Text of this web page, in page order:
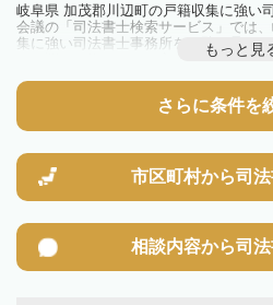
岐阜県 加茂郡川辺町の戸籍収集に強い
会議の「司法書士検索サービス」では
集に強い司法書士事務所を一覧で見る
やお悩みを抱えている方は一度近隣の
もっと見
さらに条件を
市区町村から司
相談内容から司